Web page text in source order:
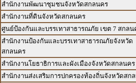
สำนักงานพัฒนาชุมชนจังหวัดสกลนคร
สำนักงานที่ดินจังหวัดสกลนคร
ศูนย์ป้องกันและบรรเทาสาธารณภัย เขต 7 สกลน
สำนักงานป้องกันและบรรเทาสาธารณภัยจังหวัด
สกลนคร
สำนักงานโยธาธิการและผังเมืองจังหวัดสกลนคร
สำนักงานส่งเสริมการปกครองท้องถิ่นจังหวัดสก